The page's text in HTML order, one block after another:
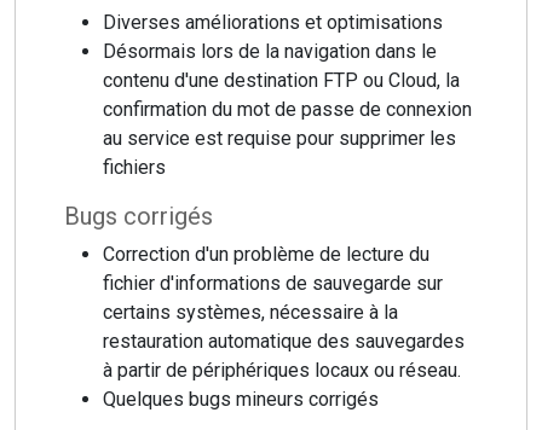
Diverses améliorations et optimisations
Désormais lors de la navigation dans le
contenu d'une destination FTP ou Cloud, la
confirmation du mot de passe de connexion
au service est requise pour supprimer les
fichiers
Bugs corrigés
Correction d'un problème de lecture du
fichier d'informations de sauvegarde sur
certains systèmes, nécessaire à la
restauration automatique des sauvegardes
à partir de périphériques locaux ou réseau.
Quelques bugs mineurs corrigés